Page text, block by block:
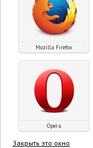
Mozilla Firefox
Opera
Закрыть это окно